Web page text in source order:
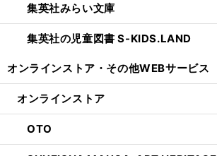
集英社みらい文庫
集英社の児童図書 S-KIDS.LAND
オンラインストア・ その他WEBサービス
オンラインストア
OTO